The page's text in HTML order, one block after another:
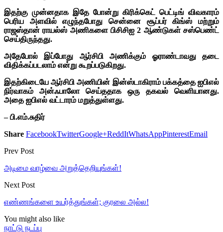
இதற்கு முன்னதாக இதே போன்று கிரிக்கெட் பெட்டிங் விவகாரம்
பெரிய அளவில் எழுந்தபோது சென்னை சூப்பர் கிங்ஸ் மற்றும்
ராஜஸ்தான் ராயல்ஸ் அணிகளை பிசிசிஐ 2 ஆண்டுகள் சஸ்பெண்ட்
செய்திருந்தது.
அதேபோல் இப்போது ஆர்சிபி அணிக்கும் ஓராண்டாவது தடை
விதிக்கப்படலாம் என்று கூறப்படுகிறது.
இதற்கிடையே ஆர்சிபி அணியின் இன்ஸ்டாகிராம் பக்கத்தை ஐபிஎல்
நிர்வாகம் அன்ஃபாலோ செய்ததாக ஒரு தகவல் வெளியானது.
அதை ஐபிஎல் வட்டாரம் மறுத்துள்ளது.
– பி.எம்.சுதிர்
Share FacebookTwitterGoogle+ReddItWhatsAppPinterestEmail
Prev Post
அடிமை வாழ்வை அறுத்தெறியுங்கள்!
Next Post
எண்ணங்களை உயர்த்துங்கள்; குரலை அல்ல!
You might also like
நாட்டு நடப்பு